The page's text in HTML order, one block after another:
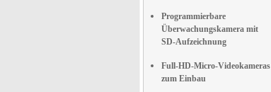
Programmierbare
Überwachungskamera mit
SD-Aufzeichnung
Full-HD-Micro-Videokameras
zum Einbau